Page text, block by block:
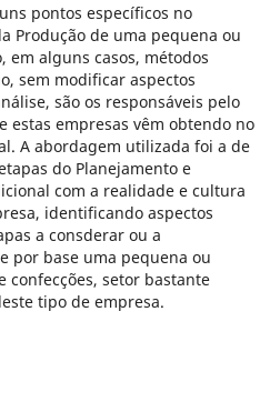
pontos específicos no
Produção de uma pequena ou
em alguns casos, métodos
sem modificar aspectos
são os responsáveis pelo
estas empresas vêm obtendo no
A abordagem utilizada foi a de
do Planejamento e
com a realidade e cultura
identificando aspectos
a consderar ou a
por base uma pequena ou
confecções, setor bastante
tipo de empresa.